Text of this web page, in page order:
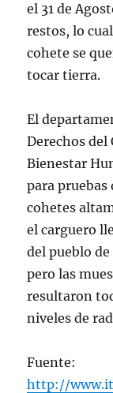
el 31 de
restos, lo
cohete se
tocar tierra.
El
Derechos del
Bienestar
para
cohetes
el carguero
del pueblo
pero las
resultaron
niveles de
Fuente:
http://